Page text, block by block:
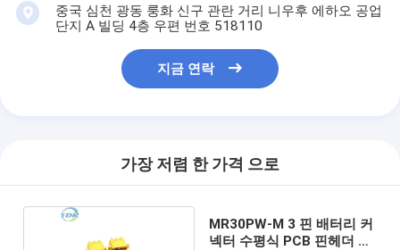
중국 심천 광동 룽화 신구 관란 거리 니우후 에하오 공업
단지 A 빌딩 4층 우편 번호 518110
지금 연락
가장 저렴 한 가격 으로
MR30PW-M 3 핀 배터리 커
넥터 수평식 PCB 핀헤더 플